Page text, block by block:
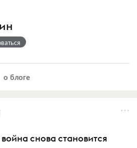
о блоге
снова становится